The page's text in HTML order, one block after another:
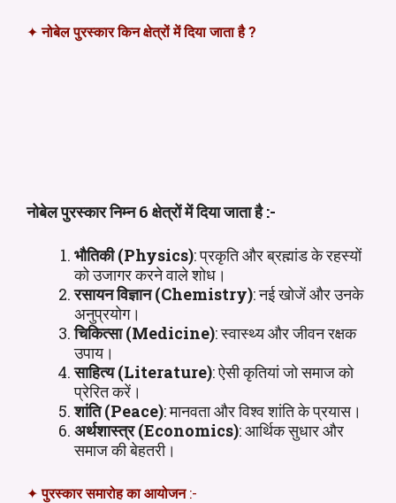
✦नोबेल पुरस्कार किन क्षेत्रों में दिया जाता है ?
नोबेल पुरस्कार निम्न 6 क्षेत्रों में दिया जाता है :-
भौतिकी (Physics): प्रकृति और ब्रह्मांड के रहस्यों
को उजागर करने वाले शोध।
रसायन विज्ञान (Chemistry): नई खोजें और उनके
अनुप्रयोग।
चिकित्सा (Medicine): स्वास्थ्य और जीवन रक्षक
उपाय।
साहित्य (Literature): ऐसी कृतियां जो समाज को
प्रेरित करें।
शांति (Peace): मानवता और विश्व शांति के प्रयास।
अर्थशास्त्र (Economics): आर्थिक सुधार और
समाज की बेहतरी।
✦पुरस्कार समारोह का आयोजन:-